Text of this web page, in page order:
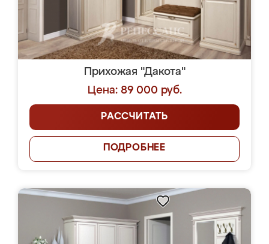
Прихожая "Дакота"
Цена: 89 000 руб.
РАССЧИТАТЬ
ПОДРОБНЕЕ